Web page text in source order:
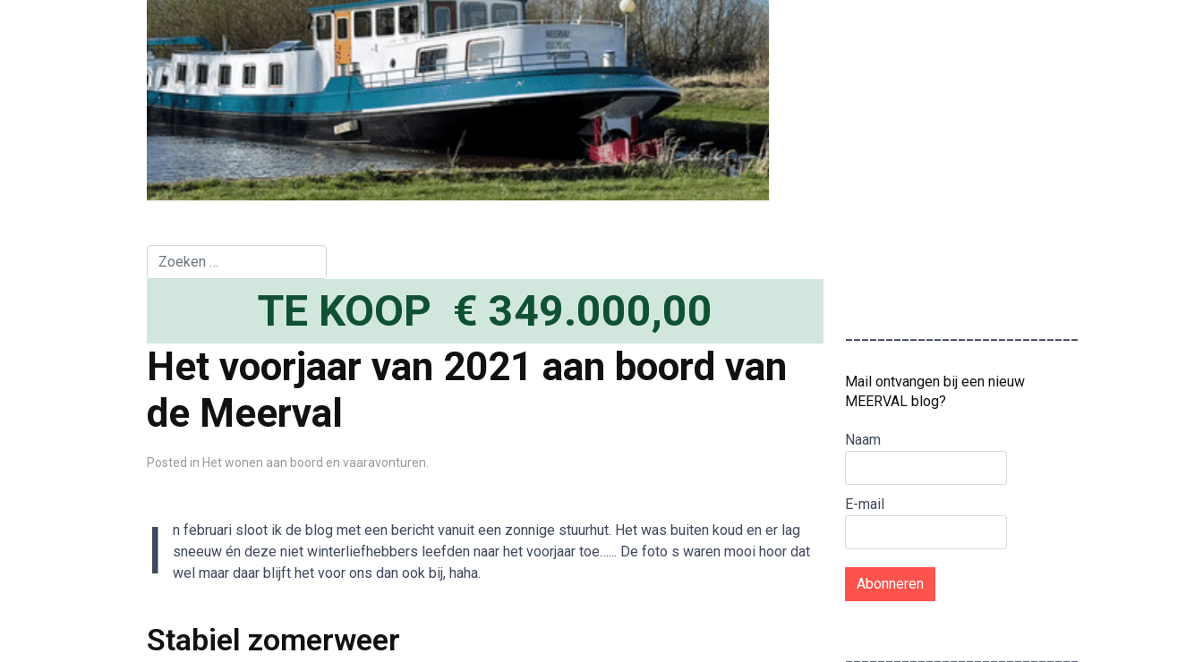
Zoeken
TE KOOP € 349.000,00
Het voorjaar van 2021 aan boord van
de Meerval
Posted in Het wonen aan boord en vaaravonturen
I
n februari sloot ik de blog met een bericht vanuit een zonnige stuurhut. Het was buiten koud en er lag
sneeuw én deze niet winterliefhebbers leefden naar het voorjaar toe…... De foto s waren mooi hoor dat
wel maar daar blijft het voor ons dan ook bij, haha.
Stabiel zomerweer
Mail ontvangen bij een nieuw
MEERVAL blog?
Naam
E-mail
Abonneren